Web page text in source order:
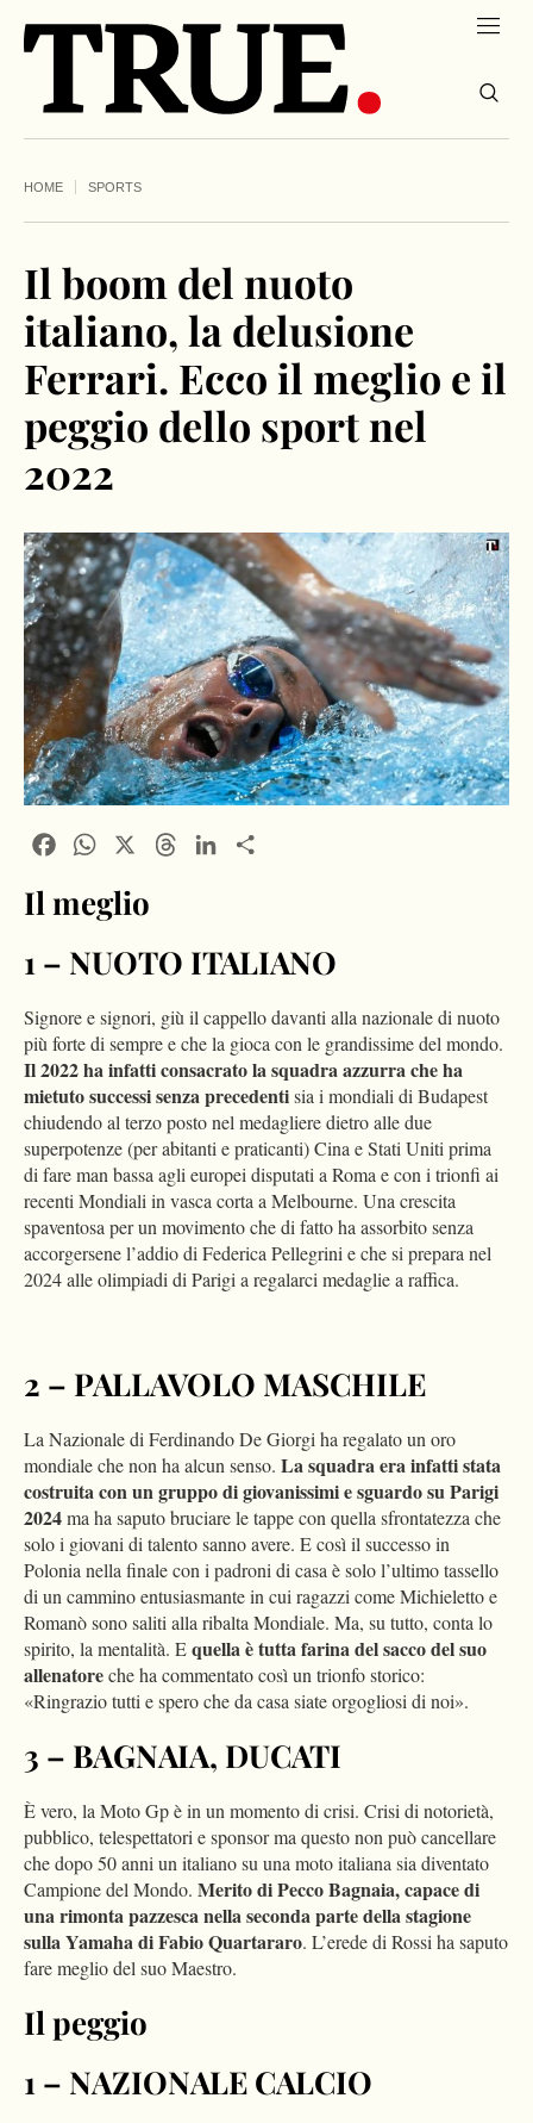
HOME SPORTS
Il boom del nuoto
italiano, la delusione
Ferrari. Ecco il meglio e il
peggio dello sport nel
2022
FacebookWhatsApp ThreadsLinkedIn
Il meglio
1 – NUOTO ITALIANO
Signore e signori, giù il cappello davanti alla nazionale di nuoto
più forte di sempre e che la gioca con le grandissime del mondo.
Il 2022 ha infatti consacrato la squadra azzurra che ha
mietuto successi senza precedentisia i mondiali di Budapest
chiudendo al terzo posto nel medagliere dietro alle due
superpotenze (per abitanti e praticanti) Cina e Stati Uniti prima
di fare man bassa agli europei disputati a Roma e con i trionfi ai
recenti Mondiali in vasca corta a Melbourne. Una crescita
spaventosa per un movimento che di fatto ha assorbito senza
accorgersene l’addio di Federica Pellegrini e che si prepara nel
2024 alle olimpiadi di Parigi a regalarci medaglie a raffica.
2 – PALLAVOLO MASCHILE
La Nazionale di Ferdinando De Giorgi ha regalato un oro
mondiale che non ha alcun senso. La squadra era infatti stata
costruita con un gruppo di giovanissimi e sguardo su Parigi
2024ma ha saputo bruciare le tappe con quella sfrontatezza che
solo i giovani di talento sanno avere. E così il successo in
Polonia nella finale con i padroni di casa è solo l’ultimo tassello
di un cammino entusiasmante in cui ragazzi come Michieletto e
Romanò sono saliti alla ribalta Mondiale. Ma, su tutto, conta lo
spirito, la mentalità. Equella è tutta farina del sacco del suo
allenatoreche ha commentato così un trionfo storico:
«Ringrazio tutti e spero che da casa siate orgogliosi di noi».
3 – BAGNAIA, DUCATI
È vero, la Moto Gp è in un momento di crisi. Crisi di notorietà,
pubblico, telespettatori e sponsor ma questo non può cancellare
che dopo 50 anni un italiano su una moto italiana sia diventato
Campione del Mondo. Merito di Pecco Bagnaia, capace di
una rimonta pazzesca nella seconda parte della stagione
sulla Yamaha di Fabio Quartararo. L’erede di Rossi ha saputo
fare meglio del suo Maestro.
Il peggio
1 – NAZIONALE CALCIO